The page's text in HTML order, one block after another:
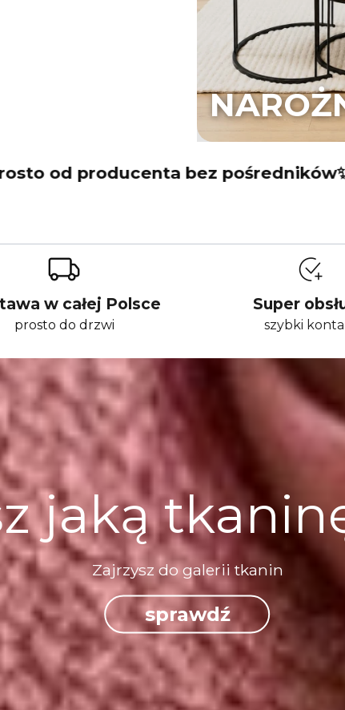
bez pośredników✨
w całej Polsce
prosto do drzwi
Super
szybki
jaką
Zajrzysz do galerii tkanin
sprawdź